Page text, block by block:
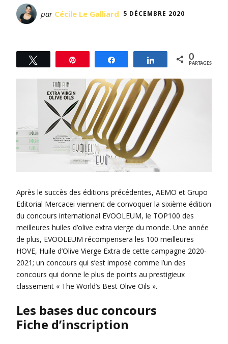
par Cécile Le Galliard 5 DÉCEMBRE 2020
Tweetez Partagez Partagez 0
PARTAGES
Après le succès des éditions précédentes, AEMO et Grupo
Editorial Mercacei viennent de convoquer la sixième édition
du concours international EVOOLEUM, le TOP100 des
meilleures huiles d’olive extra vierge du monde. Une année
de plus, EVOOLEUM récompensera les 100 meilleures
HOVE, Huile d’Olive Vierge Extra de cette campagne 2020-
2021; un concours qui s’est imposé comme l’un des
concours qui donne le plus de points au prestigieux
classement « The World’s Best Olive Oils ».
Les bases duc concours
Fiche d’inscription